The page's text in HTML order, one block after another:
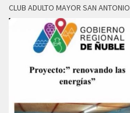
CLUB ADULTO MAYOR SAN ANTONIO